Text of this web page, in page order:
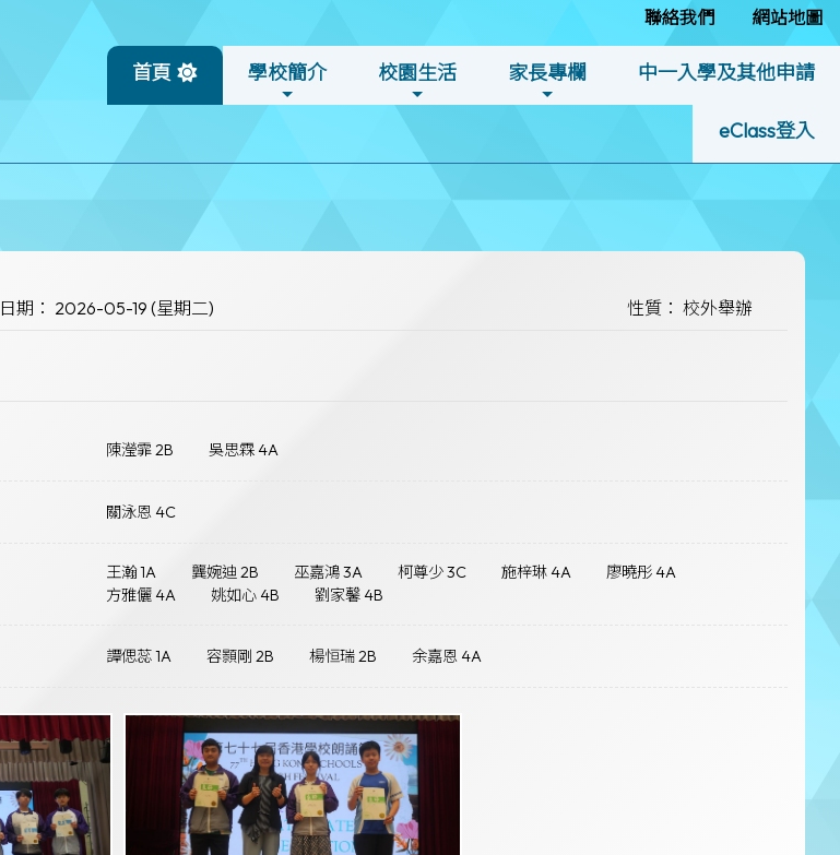
聯絡我們 網站地圖
首頁 學校簡介 校園生活 家長專欄 中一入學及其他申請
eClass登入
日期： 2026-05-19 (星期二) 性質： 校外舉辦
陳瀅霏 2B 吳思霖 4A
關泳恩 4C
王瀚 1A 龔婉迪 2B 巫嘉鴻 3A 柯尊少 3C 施梓琳 4A
廖曉彤 4A
方雅儷 4A
姚如心 4B 劉家馨 4B
譚偲蕊 1A 容顥剛 2B 楊恒瑞 2B 余嘉恩 4A